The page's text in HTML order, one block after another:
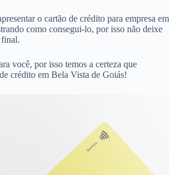
o cartão de crédito para empresa em
como consegui-lo, por isso não deixe
final.
você, por isso temos a certeza que
crédito em Bela Vista de Goiás!